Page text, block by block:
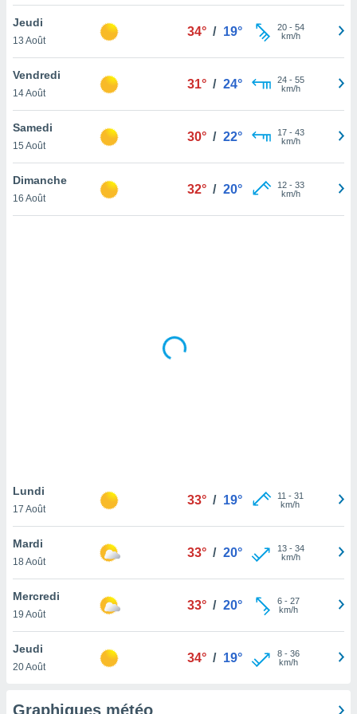
votre
à
en
le
notre
que
et que
Jeudi
13 Août
34° / 19° 20- 54
km/h
Vendredi
14 Août
31° / 24° 24- 55
km/h
Samedi
15 Août
30° / 22° 17- 43
km/h
Dimanche
16 Août
32° / 20° 12- 33
km/h
Lundi
17 Août
33° / 19° 11 - 31
km/h
Mardi
18 Août
33° / 20° 13- 34
km/h
Mercredi
19 Août
33° / 20° 6- 27
km/h
Jeudi
20 Août
34° / 19° 8- 36
km/h
Graphiques météo